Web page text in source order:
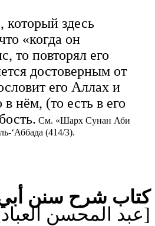
здесь
«когда он
то повторял его
достоверным от
его Аллах и
в нём, (то есть в его
См. «Шарх Сунан Аби
‘Аббада (414/3).
كتاب شرح سنن أبي
[عبد المحسن